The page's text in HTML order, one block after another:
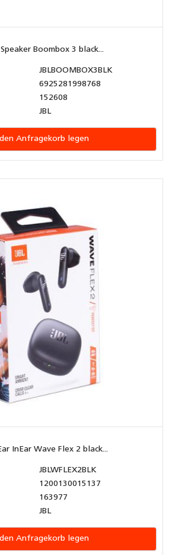
Boombox 3 black...
JBLBOOMBOX3BLK
6925281998768
152608
JBL
Anfragekorb legen
InEar Wave Flex 2 black...
JBLWFLEX2BLK
1200130015137
163977
JBL
Anfragekorb legen